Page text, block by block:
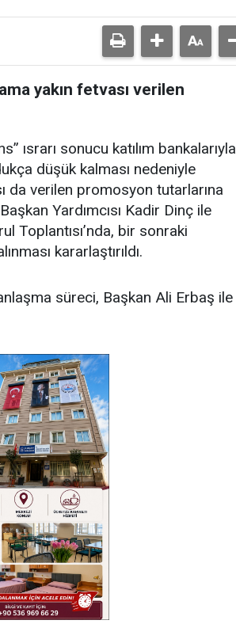
yakın fetvası verilen
ısrarı sonucu katılım bankalarıyla
düşük kalması nedeniyle
da verilen promosyon tutarlarına
Yardımcısı Kadir Dinç ile
Toplantısı’nda, bir sonraki
kararlaştırıldı.
süreci, Başkan Ali Erbaş ile